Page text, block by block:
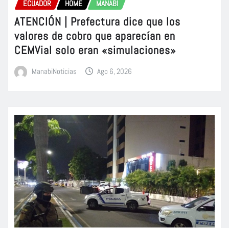
ECUADOR HOME MANABÍ
ATENCIÓN | Prefectura dice que los
valores de cobro que aparecían en
CEMVial solo eran «simulaciones»
ManabiNoticias Ago 6, 2026